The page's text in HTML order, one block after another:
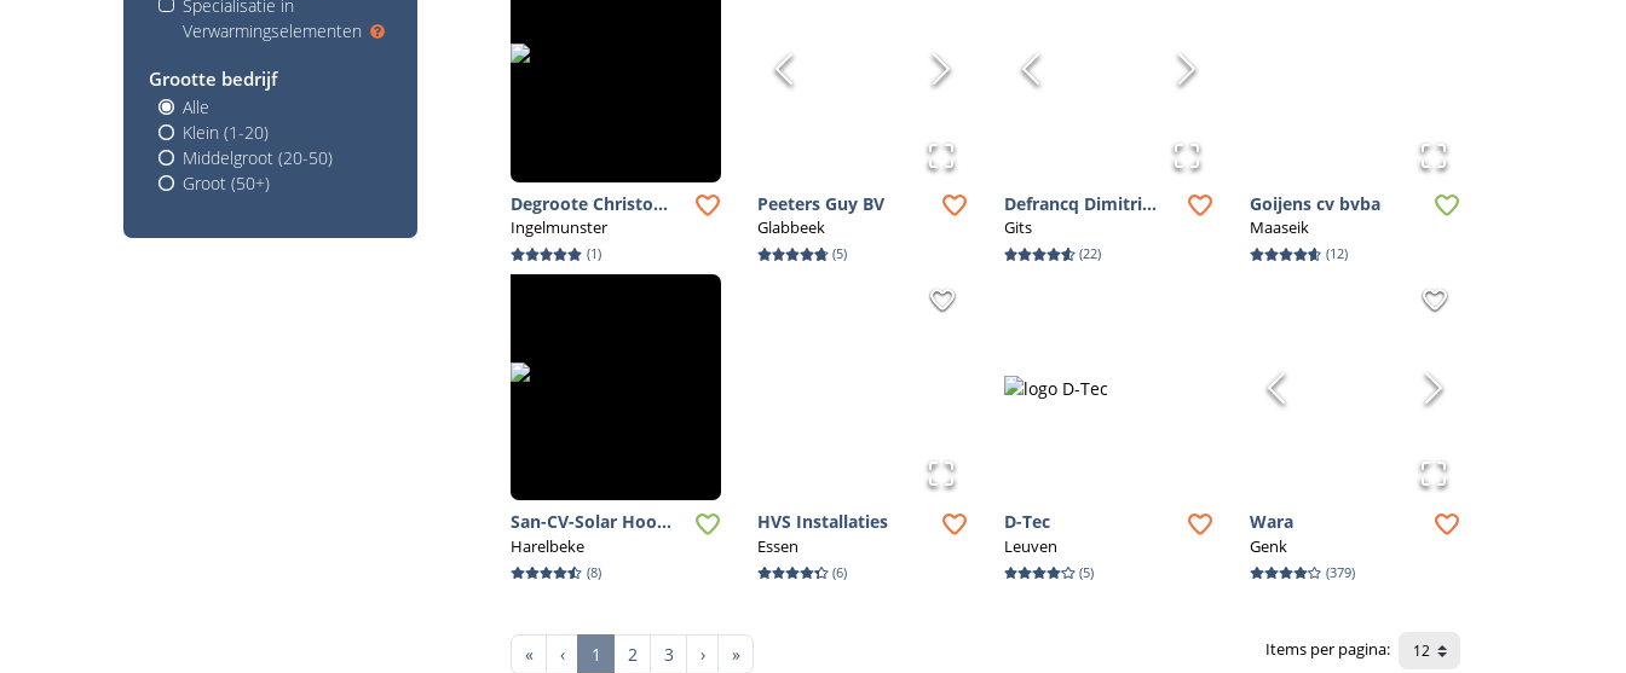
Specialisatie in
Verwarmingselementen
Grootte bedrijf
Alle
Klein (1-20)
Middelgroot (20-50)
Groot (50+)
Degroote Christo...
Ingelmunster
(1)
Peeters Guy BV
Glabbeek
(5)
Defrancq Dimitri...
Gits
(22)
Goijens cv bvba
Maaseik
(12)
San-CV-Solar Hoo...
Harelbeke
(8)
HVS Installaties
Essen
(6)
D-Tec
Leuven
(5)
Wara
Genk
(379)
«First
‹Previous
1 2 3 ›Next
»Last Items per pagina: